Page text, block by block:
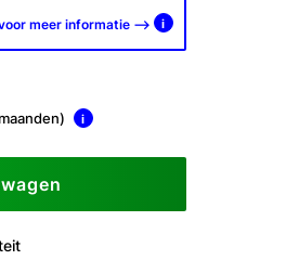
meer informatie -->
i
i